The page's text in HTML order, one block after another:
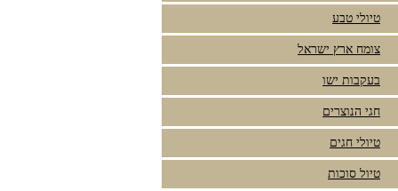
טיולי טבע
צומח ארץ ישראל
בעקבות ישו
חגי הנוצרים
טיולי חגים
טיול סוכות